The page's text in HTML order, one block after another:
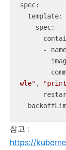
spec:
wle" ,
참고 :
https://